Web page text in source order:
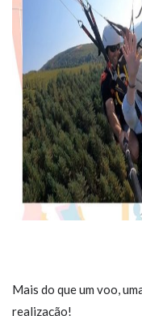
Mais do que um voo,
realização!